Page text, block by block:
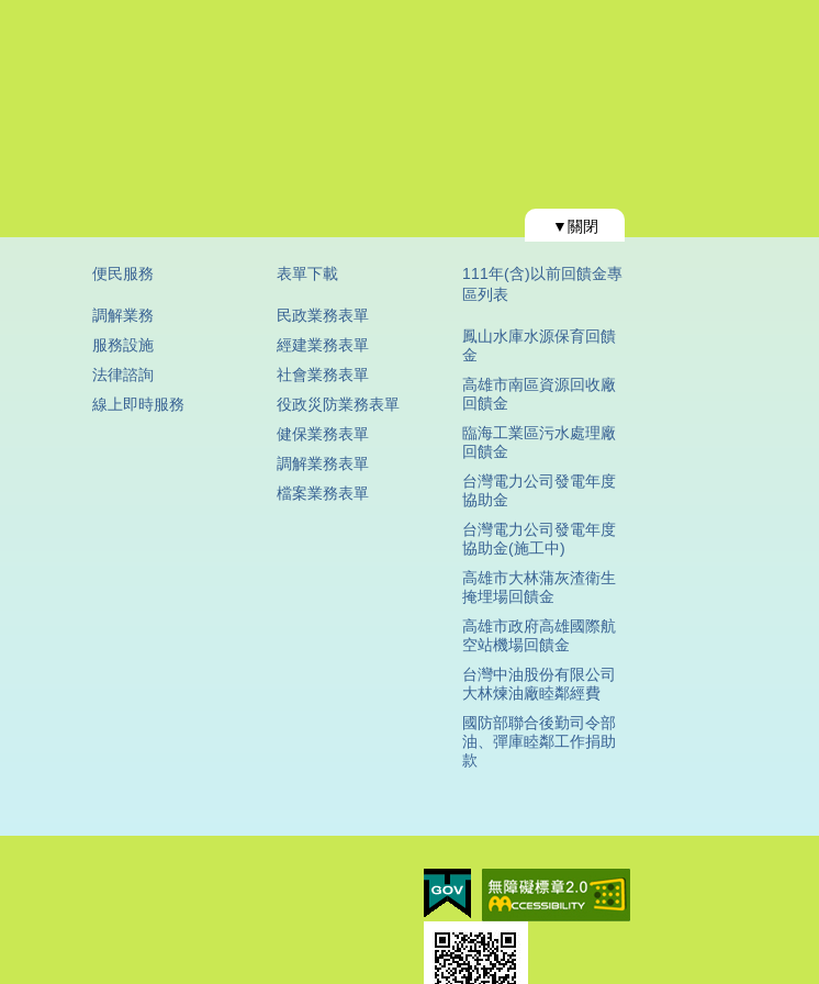
▼關閉
便民服務
調解業務
服務設施
法律諮詢
線上即時服務
表單下載
民政業務表單
經建業務表單
社會業務表單
役政災防業務表單
健保業務表單
調解業務表單
檔案業務表單
111年(含)以前回饋金專
區列表
鳳山水庫水源保育回饋
金
高雄市南區資源回收廠
回饋金
臨海工業區污水處理廠
回饋金
台灣電力公司發電年度
協助金
台灣電力公司發電年度
協助金(施工中)
高雄市大林蒲灰渣衛生
掩埋場回饋金
高雄市政府高雄國際航
空站機場回饋金
台灣中油股份有限公司
大林煉油廠睦鄰經費
國防部聯合後勤司令部
油、彈庫睦鄰工作捐助
款